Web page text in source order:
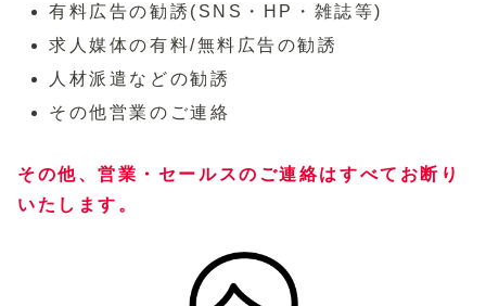
有料広告の勧誘(SNS・HP・雑誌等)
求人媒体の有料/無料広告の勧誘
人材派遣などの勧誘
その他営業のご連絡
その他、営業・セールスのご連絡はすべてお断り
いたします。